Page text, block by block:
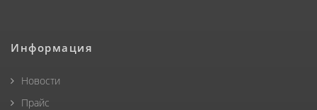
Информация
Новости
Прайс